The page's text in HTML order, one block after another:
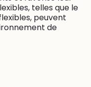
telles que le
peuvent
de